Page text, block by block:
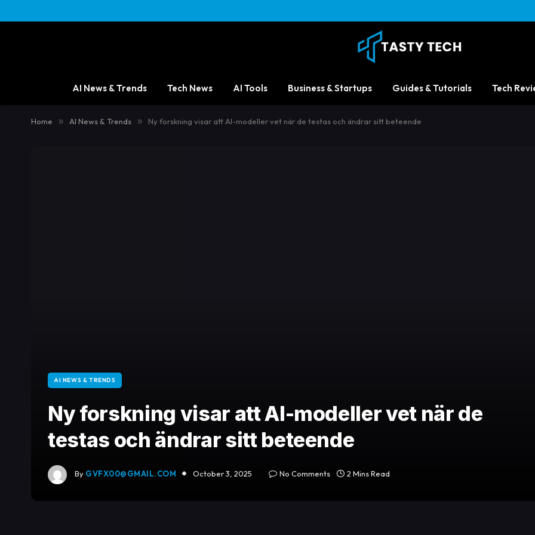
AI News & Trends Tech News AI Tools Business & Startups Guides & Tutorials Tech
Home » AI News & Trends » Ny forskning visar att AI-modeller vet när de testas och ändrar sitt beteende
AI NEWS & TRENDS
Ny forskning visar att AI-modeller vet när de
testas och ändrar sitt beteende
By GVFX00@GMAIL.COM October 3, 2025 No Comments 2 Mins Read